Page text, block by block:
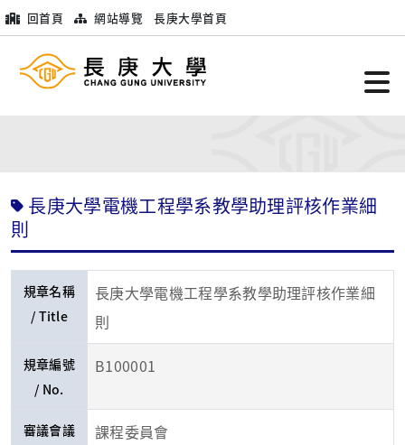
回首頁 網站導覽 長庚大學首頁
長庚大學電機工程學系教學助理評核作業細
則
規章名稱
/ Title
長庚大學電機工程學系教學助理評核作業細
則
規章編號
/ No.
B100001
審議會議
課程委員會